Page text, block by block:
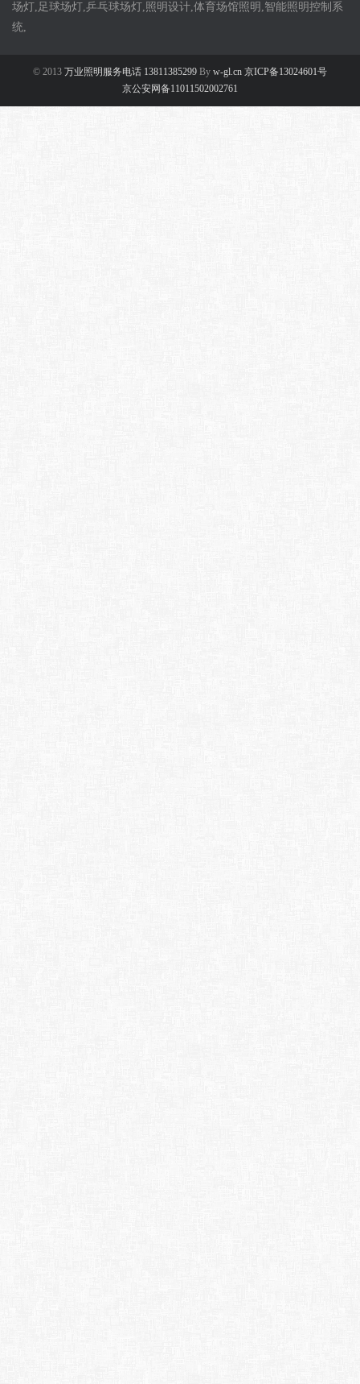
场灯,足球场灯,乒乓球场灯,照明设计,体育场馆照明,智能照明控制系
统,
© 2013 万业照明服务电话 13811385299 By w-gl.cn 京ICP备13024601号
京公安网备11011502002761